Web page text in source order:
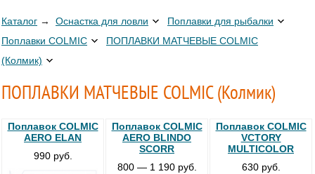
Каталог → Оснастка для ловли
Поплавки для рыбалки
Поплавки COLMIC
ПОПЛАВКИ МАТЧЕВЫЕ COLMIC
(Колмик)
ПОПЛАВКИ МАТЧЕВЫЕ COLMIC (Колмик)
Поплавок COLMIC
AERO ELAN
990 руб.
Поплавок COLMIC
AERO BLINDO
SCORR
800 — 1 190 руб.
Поплавок COLMIC
VCTORY
MULTICOLOR
630 руб.